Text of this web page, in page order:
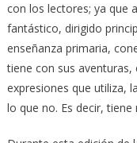
con los lectores; ya que
fantástico, dirigido
enseñanza primaria,
tiene con sus
expresiones que utiliza,
lo que no. Es decir,